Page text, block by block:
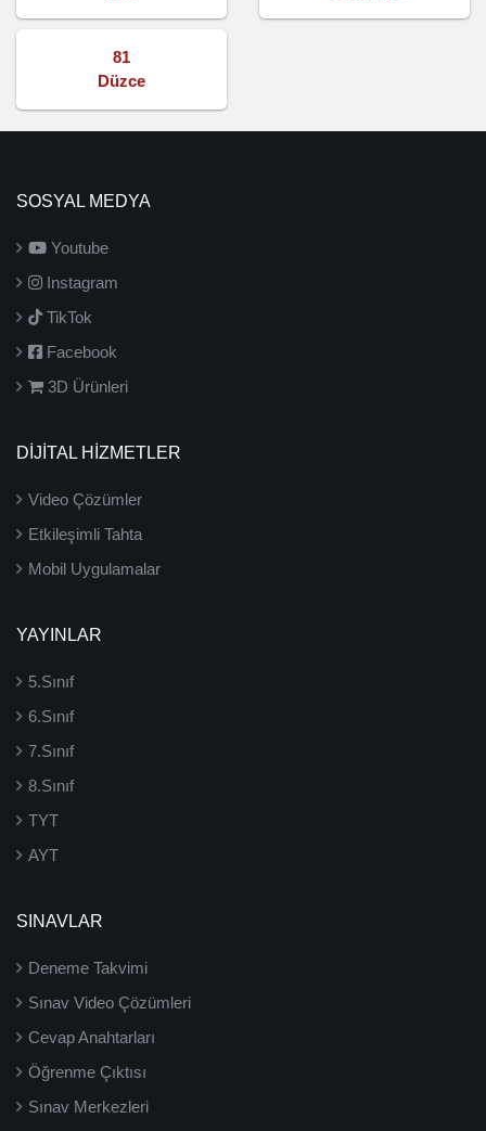
81
Düzce
SOSYAL MEDYA
Youtube
Instagram
TikTok
Facebook
3D Ürünleri
DİJİTAL HİZMETLER
Video Çözümler
Etkileşimli Tahta
Mobil Uygulamalar
YAYINLAR
5.Sınıf
6.Sınıf
7.Sınıf
8.Sınıf
TYT
AYT
SINAVLAR
Deneme Takvimi
Sınav Video Çözümleri
Cevap Anahtarları
Öğrenme Çıktısı
Sınav Merkezleri